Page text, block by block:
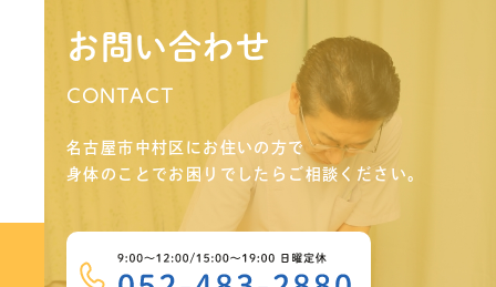
お問い合わせ
CONTACT
名古屋市中村区にお住いの方で
身体のことでお困りでしたらご相談ください。